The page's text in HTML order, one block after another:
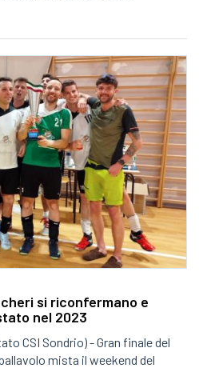
si riconfermano e
nel 2023
CSI Sondrio) - Gran finale del
mista il weekend del